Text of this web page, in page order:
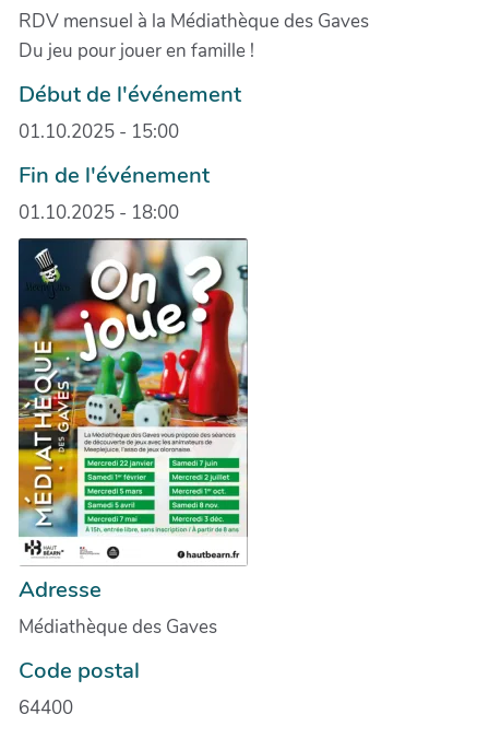
RDV mensuel à la Médiathèque des Gaves
Du jeu pour jouer en famille !
Début de l'événement
01.10.2025 - 15:00
Fin de l'événement
01.10.2025 - 18:00
Adresse
Médiathèque des Gaves
Code postal
64400